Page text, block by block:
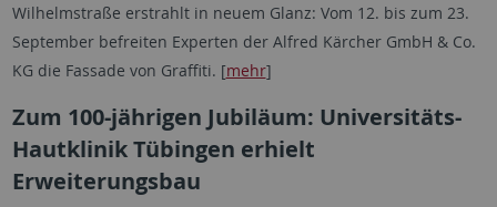
Wilhelmstraße erstrahlt in neuem Glanz: Vom 12. bis zum 23.
September befreiten Experten der Alfred Kärcher GmbH & Co.
KG die Fassade von Graffiti. [mehr]
Zum 100-jährigen Jubiläum: Universitäts-
Hautklinik Tübingen erhielt
Erweiterungsbau